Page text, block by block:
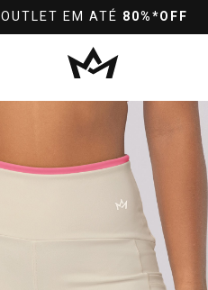
OUTLET EM ATÉ 80%*OFF